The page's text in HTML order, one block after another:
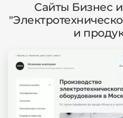
Сайты Бизнес
и